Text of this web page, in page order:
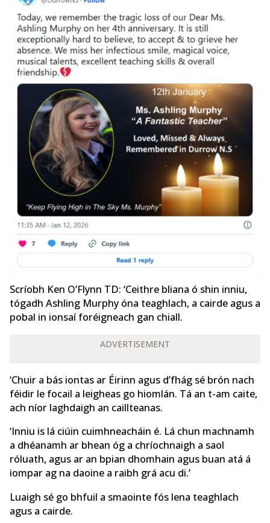
Scríobh Ken O’Flynn TD: ‘Ceithre bliana ó shin inniu,
tógadh Ashling Murphy óna teaghlach, a cairde agus a
pobal in ionsaí foréigneach gan chiall.
ADVERTISEMENT
‘Chuir a bás iontas ar Éirinn agus d’fhág sé brón nach
féidir le focail a leigheas go hiomlán. Tá an t-am caite,
ach níor laghdaigh an caillteanas.
‘Inniu is lá ciúin cuimhneacháin é. Lá chun machnamh
a dhéanamh ar bhean óg a chríochnaigh a saol
róluath, agus ar an bpian dhomhain agus buan atá á
iompar ag na daoine a raibh grá acu di.’
Luaigh sé go bhfuil a smaointe fós lena teaghlach
agus a cairde.